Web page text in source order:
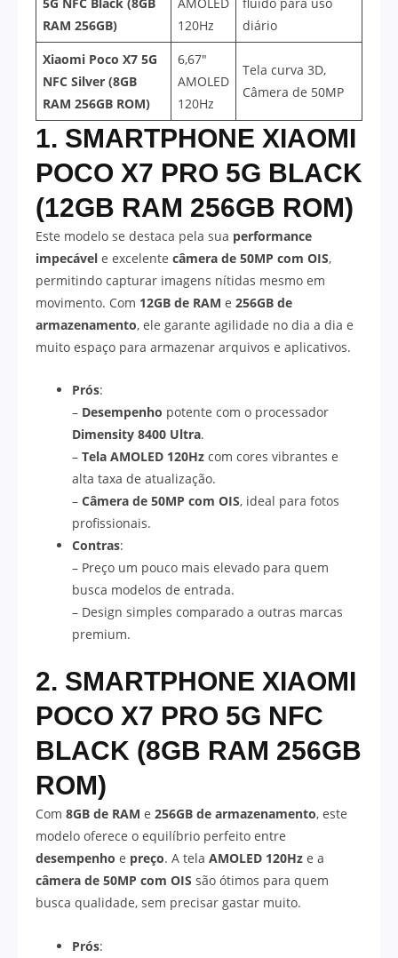
RAM 256GB)
120Hz
diário
Xiaomi Poco X7 5G
NFC Silver (8GB
RAM 256GB ROM)
6,67″
AMOLED
120Hz
Tela curva 3D,
Câmera de 50MP
1. SMARTPHONE XIAOMI
POCO X7 PRO 5G BLACK
(12GB RAM 256GB ROM)
Este modelo se destaca pela sua performance
impecável e excelente câmera de 50MP com OIS,
permitindo capturar imagens nítidas mesmo em
movimento. Com 12GB de RAM e 256GB de
armazenamento, ele garante agilidade no dia a dia e
muito espaço para armazenar arquivos e aplicativos.
Prós:
– Desempenho potente com o processador
Dimensity 8400 Ultra.
–Tela AMOLED 120Hz com cores vibrantes e
alta taxa de atualização.
–Câmera de 50MP com OIS, ideal para fotos
profissionais.
Contras:
– Preço um pouco mais elevado para quem
busca modelos de entrada.
– Design simples comparado a outras marcas
premium.
2. SMARTPHONE XIAOMI
POCO X7 PRO 5G NFC
BLACK (8GB RAM 256GB
ROM)
Com 8GB de RAM e 256GB de armazenamento, este
modelo oferece o equilíbrio perfeito entre
desempenho e preço. A tela AMOLED 120Hz e a
câmera de 50MP com OIS são ótimos para quem
busca qualidade, sem precisar gastar muito.
Prós: